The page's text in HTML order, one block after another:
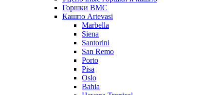
Горшки BMC
Кашпо Artevasi
Marbella
Siena
Santorini
San Remo
Porto
Pisa
Oslo
Bahia